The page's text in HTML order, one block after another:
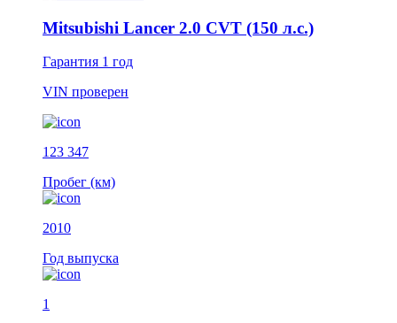
Mitsubishi Lancer 2.0 CVT (150 л.с.)
Гарантия 1 год
VIN проверен
123 347
Пробег (км)
2010
Год выпуска
1